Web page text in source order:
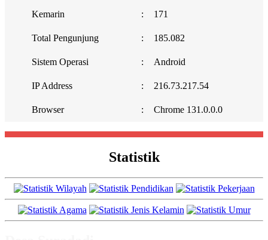
Kemarin : 171
Total Pengunjung : 185.082
Sistem Operasi : Android
IP Address : 216.73.217.54
Browser : Chrome 131.0.0.0
Statistik